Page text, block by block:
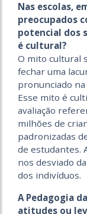
Nas escolas,
preocupados
potencial dos
é cultural?
O mito cultural
fechar uma
pronunciado na
Esse mito é
avaliação
milhões de
padronizadas
de estudantes.
nos desviado
dos indivíduos.
A Pedagogia
atitudes ou